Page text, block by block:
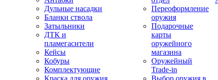
Дульные насадки
Бланки ствола
Затыльники
ДТК и
пламегасители
Кейсы
Кобуры
Комплектующие
Краска для оружия
Переоформление
оружия
Подарочные
карты
оружейного
магазина
Оружейный
Trade-in
Выбор оружия в